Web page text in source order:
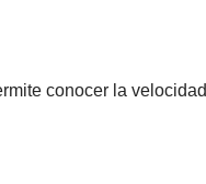
conocer la velocidad